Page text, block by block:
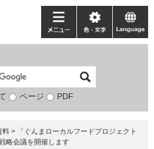
検
象
ページ PDF
メ
ニ
ー
色・
文
language
料 >
「ぐんまローカルフードプロジェクト
略会議を開催します